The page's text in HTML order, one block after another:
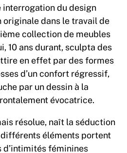
du design
originale dans le travail de
collection de meubles
10 ans durant, sculpta des
en effet par des formes
d’un confort régressif,
par un dessin à la
évocatrice.
résolue, naît la séduction
éléments portent
d’intimités féminines